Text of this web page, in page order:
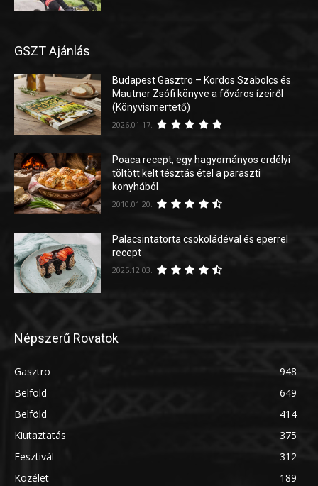
GSZT Ajánlás
Budapest Gasztro – Kordos Szabolcs és
Mautner Zsófi könyve a főváros ízeiről
(Könyvismertető)
2026.01.17.
Poaca recept, egy hagyományos erdélyi
töltött kelt tésztás étel a paraszti
konyhából
2010.01.20.
Palacsintatorta csokoládéval és eperrel
recept
2025.12.03.
Népszerű Rovatok
Gasztro
948
Belföld
649
Belföld
414
Kiutaztatás
375
Fesztivál
312
Közélet
189